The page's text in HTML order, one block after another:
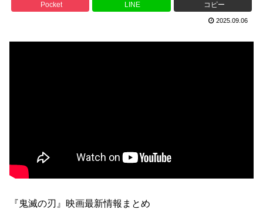
Pocket LINE コピー
2025.09.06
『鬼滅の刃』映画最新情報まとめ